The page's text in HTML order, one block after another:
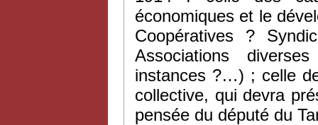
économiques et le
Coopératives ?
Associations
instances ?…) ; celle
collective, qui devra
pensée du député du